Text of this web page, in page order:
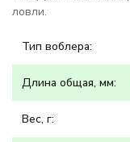
ловли.
Тип воблера:
Длина общая, мм:
Вес, г: